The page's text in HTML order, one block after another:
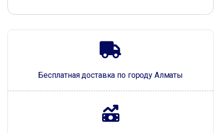
Бесплатная доставка по городу Алматы